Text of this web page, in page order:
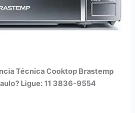
Técnica Cooktop Brastemp
Ligue: 11 3836-9554